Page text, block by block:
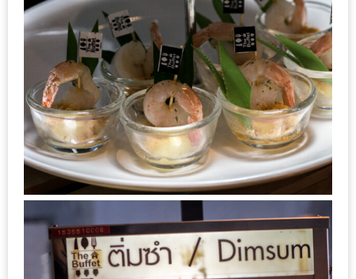
โด
นิม)
เชียงใหม่
ส่วนลด
พิเศษ
ร้าน
อาหาร
ใน
หนาว
นัก